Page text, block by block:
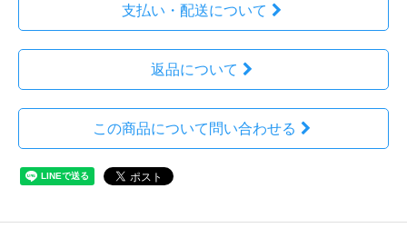
支払い・配送について
返品について
この商品について問い合わせる